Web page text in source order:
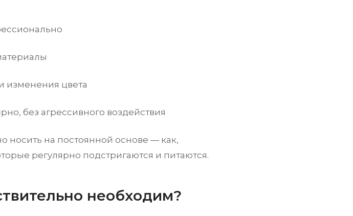
изменения цвета
без агрессивного воздействия
носить на постоянной основе — как,
регулярно подстригаются и питаются.
необходим?